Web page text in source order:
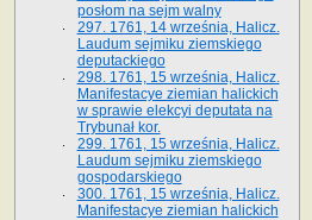
posłom na sejm walny
297. 1761, 14 września, Halicz.
Laudum sejmiku ziemskiego
deputackiego
298. 1761, 15 września, Halicz.
Manifestacye ziemian halickich
w sprawie elekcyi deputata na
Trybunał kor.
299. 1761, 15 września, Halicz.
Laudum sejmiku ziemskiego
gospodarskiego
300. 1761, 15 września, Halicz.
Manifestacye ziemian halickich